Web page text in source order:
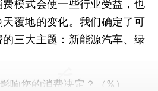
模式会使一些行业受益，也
覆地的变化。我们确定了可
三大主题：新能源汽车、绿
响您的消费决定？（%）